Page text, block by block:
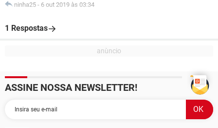
ninha25 - 6 out 2019 às 03:34
1 Respostas
ASSINE NOSSA NEWSLETTER!